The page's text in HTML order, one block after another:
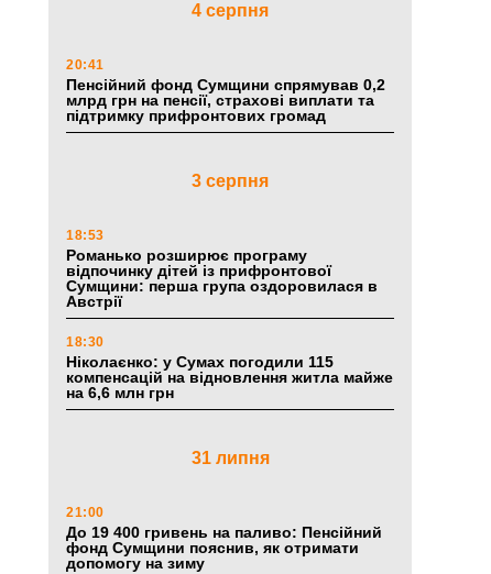
4 серпня
20:41
Пенсійний фонд Сумщини спрямував 0,2
млрд грн на пенсії, страхові виплати та
підтримку прифронтових громад
3 серпня
18:53
Романько розширює програму
відпочинку дітей із прифронтової
Сумщини: перша група оздоровилася в
Австрії
18:30
Ніколаєнко: у Сумах погодили 115
компенсацій на відновлення житла майже
на 6,6 млн грн
31 липня
21:00
До 19 400 гривень на паливо: Пенсійний
фонд Сумщини пояснив, як отримати
допомогу на зиму